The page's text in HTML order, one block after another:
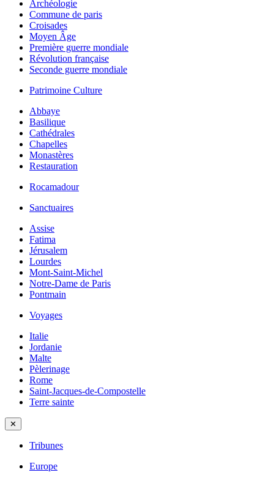
Archéologie
Commune de paris
Croisades
Moyen Âge
Première guerre mondiale
Révolution française
Seconde guerre mondiale
Patrimoine Culture
Abbaye
Basilique
Cathédrales
Chapelles
Monastères
Restauration
Rocamadour
Sanctuaires
Assise
Fatima
Jérusalem
Lourdes
Mont-Saint-Michel
Notre-Dame de Paris
Pontmain
Voyages
Italie
Jordanie
Malte
Pèlerinage
Rome
Saint-Jacques-de-Compostelle
Terre sainte
✕
Tribunes
Europe